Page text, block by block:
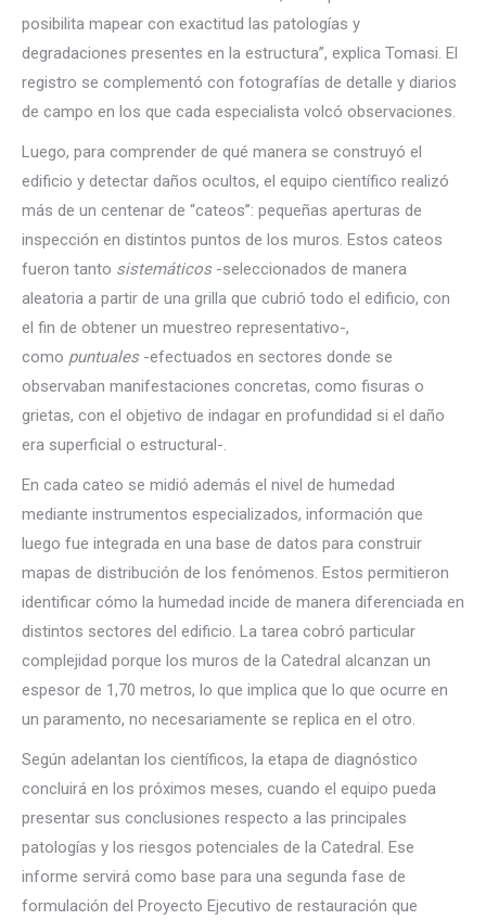
posibilita mapear con exactitud las patologías y
degradaciones presentes en la estructura”, explica Tomasi. El
registro se complementó con fotografías de detalle y diarios
de campo en los que cada especialista volcó observaciones.
Luego, para comprender de qué manera se construyó el
edificio y detectar daños ocultos, el equipo científico realizó
más de un centenar de “cateos”: pequeñas aperturas de
inspección en distintos puntos de los muros. Estos cateos
fueron tanto sistemáticos-seleccionados de manera
aleatoria a partir de una grilla que cubrió todo el edificio, con
el fin de obtener un muestreo representativo-,
como puntuales-efectuados en sectores donde se
observaban manifestaciones concretas, como fisuras o
grietas, con el objetivo de indagar en profundidad si el daño
era superficial o estructural-.
En cada cateo se midió además el nivel de humedad
mediante instrumentos especializados, información que
luego fue integrada en una base de datos para construir
mapas de distribución de los fenómenos. Estos permitieron
identificar cómo la humedad incide de manera diferenciada en
distintos sectores del edificio. La tarea cobró particular
complejidad porque los muros de la Catedral alcanzan un
espesor de 1,70 metros, lo que implica que lo que ocurre en
un paramento, no necesariamente se replica en el otro.
Según adelantan los científicos, la etapa de diagnóstico
concluirá en los próximos meses, cuando el equipo pueda
presentar sus conclusiones respecto a las principales
patologías y los riesgos potenciales de la Catedral. Ese
informe servirá como base para una segunda fase de
formulación del Proyecto Ejecutivo de restauración que